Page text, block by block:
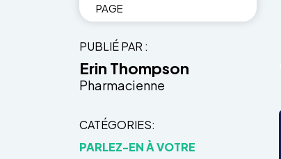
PAGE
PUBLIÉ PAR
Erin Thompson
Pharmacienne
CATÉGORIES
PARLEZ-EN À VOTRE